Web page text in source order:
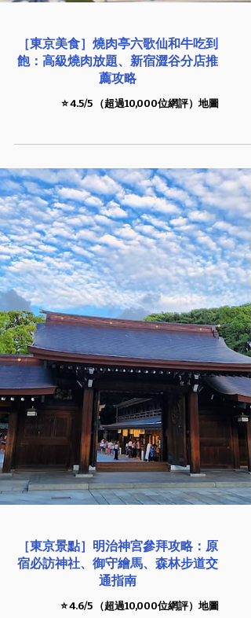
［東京美食］燒肉亭六歌仙和牛吃到
飽：高級燒肉放題、新宿澀谷分店推
薦攻略
⭐️ 4.5/5 （超過10,000位網評）地圖